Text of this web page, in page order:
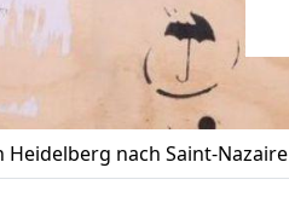
Heidelberg nach Saint-Nazaire